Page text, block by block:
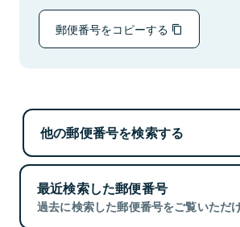
郵便番号をコピーする
他の郵便番号を検索する
最近検索した郵便番号
過去に検索した郵便番号をご覧いただけ